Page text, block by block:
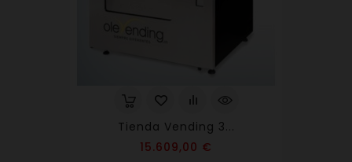
Tienda Vending 3...
15.609,00 €